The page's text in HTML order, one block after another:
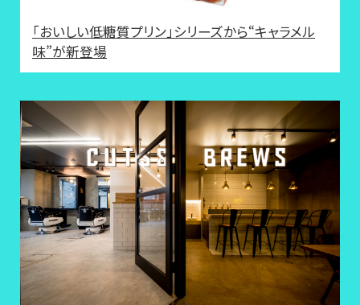
「おいしい低糖質プリン」シリーズから“キャラメル
味”が新登場